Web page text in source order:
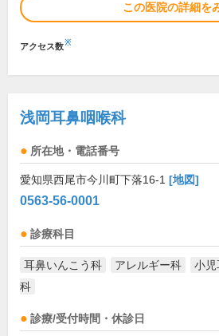
この医院の詳細を
アクセス数※
浅岡耳鼻咽喉科
所在地・電話番号
愛知県西尾市今川町下落16-1 [地図]
0563-56-0001
診療科目
耳鼻いんこう科 アレルギー科 小児
科
診療/受付時間・休診日